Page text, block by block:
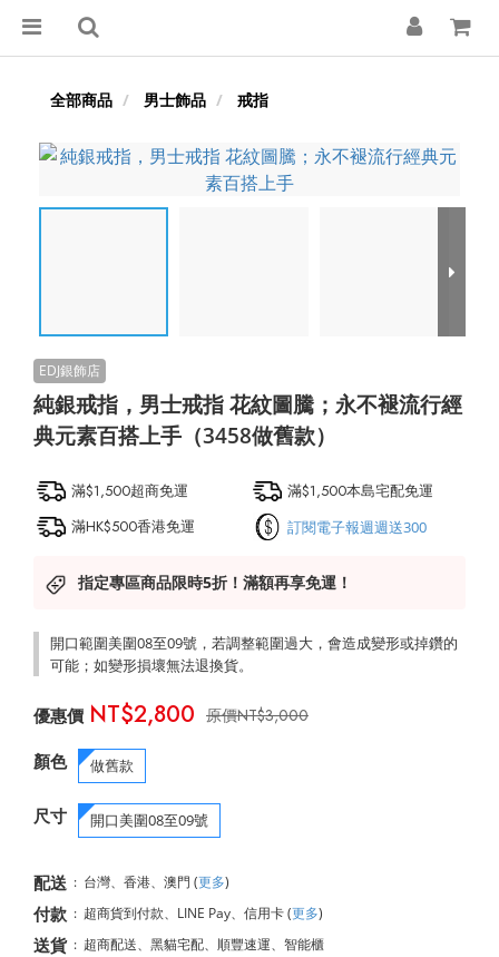
全部商品 男士飾品 戒指
純銀戒指，男士戒指 花紋圖騰；永不褪流行經
典元素百搭上手（3458做舊款）
滿$1,500超商免運
滿$1,500本島宅配免運
滿HK$500香港免運
訂閱電子報週週送300
指定專區商品限時5折！滿額再享免運！
開口範圍美圍08至09號，若調整範圍過大，會造成變形或掉鑽的
可能；如變形損壞無法退換貨。
NT$3,000
NT$2,800
顏色 做舊款
尺寸 開口美圍08至09號
配送 : 台灣、香港、澳門 (更多)
付款 : 超商貨到付款、LINE Pay、信用卡(更多)
送貨 : 超商配送、黑貓宅配、順豐速運、智能櫃